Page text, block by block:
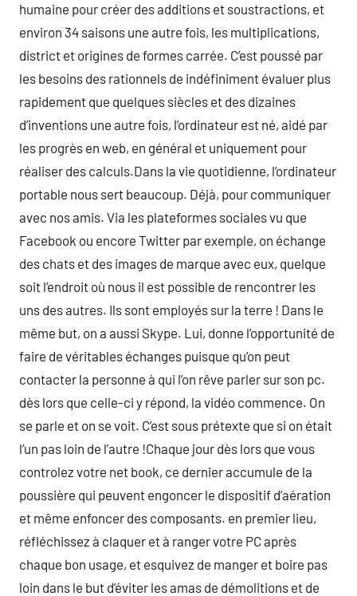
humaine pour créer des additions et soustractions, et
environ 34 saisons une autre fois, les multiplications,
district et origines de formes carrée. C’est poussé par
les besoins des rationnels de indéfiniment évaluer plus
rapidement que quelques siècles et des dizaines
d’inventions une autre fois, l’ordinateur est né, aidé par
les progrès en web, en général et uniquement pour
réaliser des calculs.Dans la vie quotidienne, l’ordinateur
portable nous sert beaucoup. Déjà, pour communiquer
avec nos amis. Via les plateformes sociales vu que
Facebook ou encore Twitter par exemple, on échange
des chats et des images de marque avec eux, quelque
soit l’endroit où nous il est possible de rencontrer les
uns des autres. Ils sont employés sur la terre ! Dans le
même but, on a aussi Skype. Lui, donne l’opportunité de
faire de véritables échanges puisque qu’on peut
contacter la personne à qui l’on rêve parler sur son pc.
dès lors que celle-ci y répond, la vidéo commence. On
se parle et on se voit. C’est sous prétexte que si on était
l’un pas loin de l’autre !Chaque jour dès lors que vous
controlez votre net book, ce dernier accumule de la
poussière qui peuvent engoncer le dispositif d’aération
et même enfoncer des composants. en premier lieu,
réfléchissez à claquer et à ranger votre PC après
chaque bon usage, et esquivez de manger et boire pas
loin dans le but d’éviter les amas de démolitions et de